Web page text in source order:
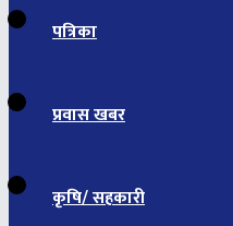
पत्रिका
प्रवास खबर
कृषि/ सहकारी